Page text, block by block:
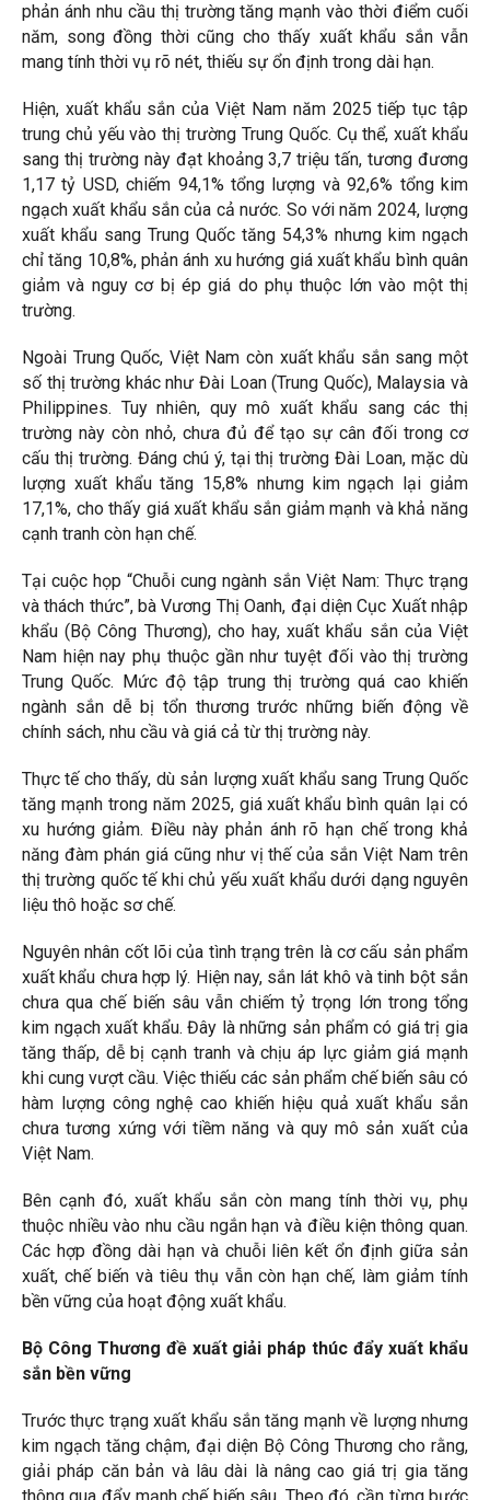
phản ánh nhu cầu thị trường tăng mạnh vào thời điểm cuối
năm, song đồng thời cũng cho thấy xuất khẩu sắn vẫn
mang tính thời vụ rõ nét, thiếu sự ổn định trong dài hạn.
Hiện, xuất khẩu sắn của Việt Nam năm 2025 tiếp tục tập
trung chủ yếu vào thị trường Trung Quốc. Cụ thể, xuất khẩu
sang thị trường này đạt khoảng 3,7 triệu tấn, tương đương
1,17 tỷ USD, chiếm 94,1% tổng lượng và 92,6% tổng kim
ngạch xuất khẩu sắn của cả nước. So với năm 2024, lượng
xuất khẩu sang Trung Quốc tăng 54,3% nhưng kim ngạch
chỉ tăng 10,8%, phản ánh xu hướng giá xuất khẩu bình quân
giảm và nguy cơ bị ép giá do phụ thuộc lớn vào một thị
trường.
Ngoài Trung Quốc, Việt Nam còn xuất khẩu sắn sang một
số thị trường khác như Đài Loan (Trung Quốc), Malaysia và
Philippines. Tuy nhiên, quy mô xuất khẩu sang các thị
trường này còn nhỏ, chưa đủ để tạo sự cân đối trong cơ
cấu thị trường. Đáng chú ý, tại thị trường Đài Loan, mặc dù
lượng xuất khẩu tăng 15,8% nhưng kim ngạch lại giảm
17,1%, cho thấy giá xuất khẩu sắn giảm mạnh và khả năng
cạnh tranh còn hạn chế.
Tại cuộc họp “Chuỗi cung ngành sắn Việt Nam: Thực trạng
và thách thức”, bà Vương Thị Oanh, đại diện Cục Xuất nhập
khẩu (Bộ Công Thương), cho hay, xuất khẩu sắn của Việt
Nam hiện nay phụ thuộc gần như tuyệt đối vào thị trường
Trung Quốc. Mức độ tập trung thị trường quá cao khiến
ngành sắn dễ bị tổn thương trước những biến động về
chính sách, nhu cầu và giá cả từ thị trường này.
Thực tế cho thấy, dù sản lượng xuất khẩu sang Trung Quốc
tăng mạnh trong năm 2025, giá xuất khẩu bình quân lại có
xu hướng giảm. Điều này phản ánh rõ hạn chế trong khả
năng đàm phán giá cũng như vị thế của sắn Việt Nam trên
thị trường quốc tế khi chủ yếu xuất khẩu dưới dạng nguyên
liệu thô hoặc sơ chế.
Nguyên nhân cốt lõi của tình trạng trên là cơ cấu sản phẩm
xuất khẩu chưa hợp lý. Hiện nay, sắn lát khô và tinh bột sắn
chưa qua chế biến sâu vẫn chiếm tỷ trọng lớn trong tổng
kim ngạch xuất khẩu. Đây là những sản phẩm có giá trị gia
tăng thấp, dễ bị cạnh tranh và chịu áp lực giảm giá mạnh
khi cung vượt cầu. Việc thiếu các sản phẩm chế biến sâu có
hàm lượng công nghệ cao khiến hiệu quả xuất khẩu sắn
chưa tương xứng với tiềm năng và quy mô sản xuất của
Việt Nam.
Bên cạnh đó, xuất khẩu sắn còn mang tính thời vụ, phụ
thuộc nhiều vào nhu cầu ngắn hạn và điều kiện thông quan.
Các hợp đồng dài hạn và chuỗi liên kết ổn định giữa sản
xuất, chế biến và tiêu thụ vẫn còn hạn chế, làm giảm tính
bền vững của hoạt động xuất khẩu.
Bộ Công Thương đề xuất giải pháp thúc đẩy xuất khẩu
sắn bền vững
Trước thực trạng xuất khẩu sắn tăng mạnh về lượng nhưng
kim ngạch tăng chậm, đại diện Bộ Công Thương cho rằng,
giải pháp căn bản và lâu dài là nâng cao giá trị gia tăng